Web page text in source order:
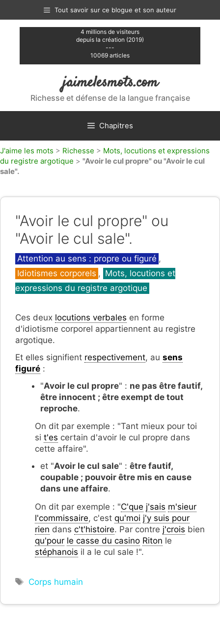
contenu
Tout savoir sur ce blogue et son auteur
4 millions de visiteurs
depuis la création (2019)
---
10069 articles
jaimelesmots.com
Richesse et défense de la langue française
Chapitres
J'aime les mots > Richesse > Mots, locutions et expressions
du registre argotique > "Avoir le cul propre" ou "Avoir le cul
sale".
"Avoir le cul propre" ou
"Avoir le cul sale".
Catégories
Attention au sens : propre ou figuré ,
Idiotismes corporels , Mots, locutions et
expressions du registre argotique
Ces deux locutions verbales en forme
d'idiotisme corporel appartiennent au registre
argotique.
Et elles signifient respectivement, au sens
figuré :
"Avoir le cul propre" : ne pas être fautif,
être innocent ; être exempt de tout
reproche.
On dit par exemple : "Tant mieux pour toi
si t'es certain d'avoir le cul propre dans
cette affaire".
et "Avoir le cul sale" : être fautif,
coupable ; pouvoir être mis en cause
dans une affaire.
On dit par exemple : "C'que j'sais m'sieur
l'commissaire, c'est qu'moi j'y suis pour
rien dans c't'histoire. Par contre j'crois bien
qu'pour le casse du casino Riton le
stéphanois il a le cul sale !".
Étiquettes
Corps humain